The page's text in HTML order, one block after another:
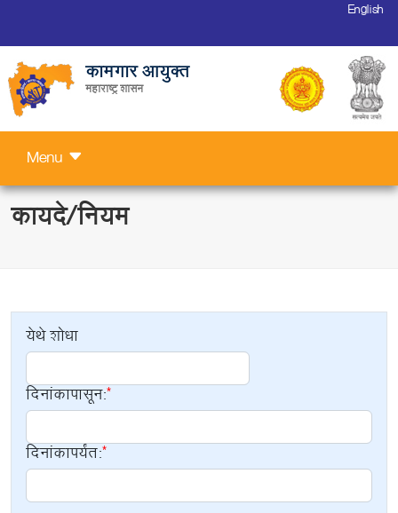
English
कामगार आयुक्त
महाराष्ट्र शासन
Menu
कायदे/नियम
येथे शोधा
दिनांकापासून:
दिनांकापर्यंत: